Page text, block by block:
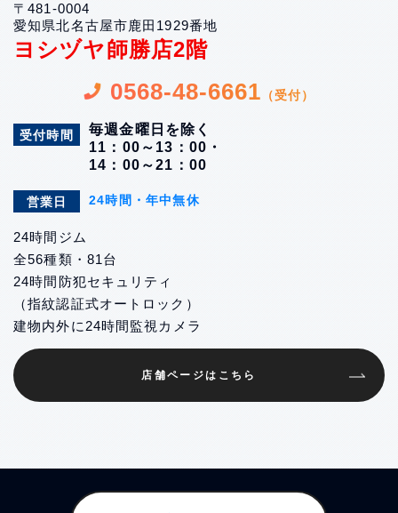
〒481-0004
愛知県北名古屋市鹿田1929番地
ヨシヅヤ師勝店2階
0568-48-6661 （受付）
受付時間
毎週金曜日を除く
11：00～13：00・
14：00～21：00
営業日 24時間・年中無休
24時間ジム
全56種類・81台
24時間防犯セキュリティ
（指紋認証式オートロック）
建物内外に24時間監視カメラ
店舗ページはこちら